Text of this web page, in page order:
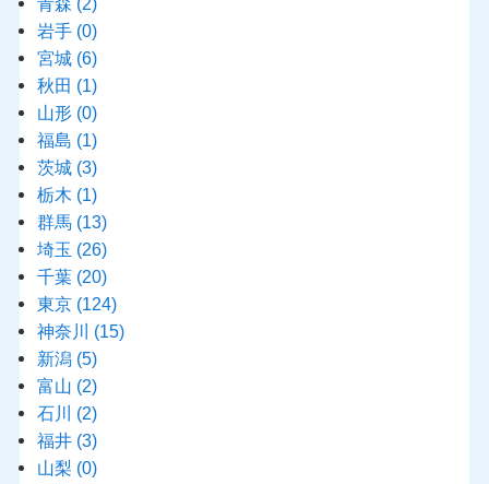
岩手 (0)
宮城 (6)
秋田 (1)
山形 (0)
福島 (1)
茨城 (3)
栃木 (1)
群馬 (13)
埼玉 (26)
千葉 (20)
東京 (124)
神奈川 (15)
新潟 (5)
富山 (2)
石川 (2)
福井 (3)
山梨 (0)